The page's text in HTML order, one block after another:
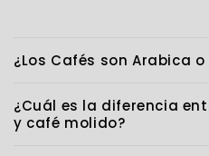
¿Los Cafés son Arabica o
¿Cuál es la diferencia
y café molido?